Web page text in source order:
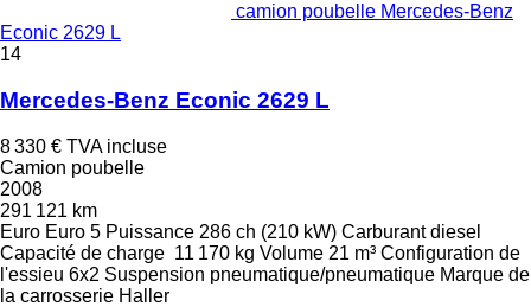
camion poubelle Mercedes-Benz
Econic 2629 L
14
Mercedes-Benz Econic 2629 L
8 330 € TVA incluse
Camion poubelle
2008
291 121 km
Euro Euro 5 Puissance 286 ch (210 kW) Carburant diesel
Capacité de charge 11 170 kg Volume 21 m³ Configuration de
l'essieu 6x2 Suspension pneumatique/pneumatique Marque de
la carrosserie Haller